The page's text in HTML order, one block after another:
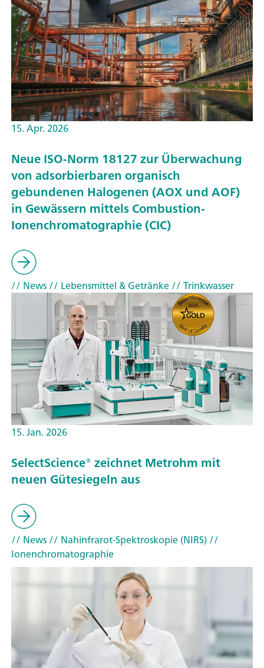
15. Apr. 2026
Neue ISO-Norm 18127 zur Überwachung
von adsorbierbaren organisch
gebundenen Halogenen (AOX und AOF)
in Gewässern mittels Combustion-
Ionenchromatographie (CIC)
// News// Lebensmittel & Getränke// Trinkwasser
15. Jan. 2026
SelectScience® zeichnet Metrohm mit
neuen Gütesiegeln aus
// News// Nahinfrarot-Spektroskopie (NIRS)//
Ionenchromatographie